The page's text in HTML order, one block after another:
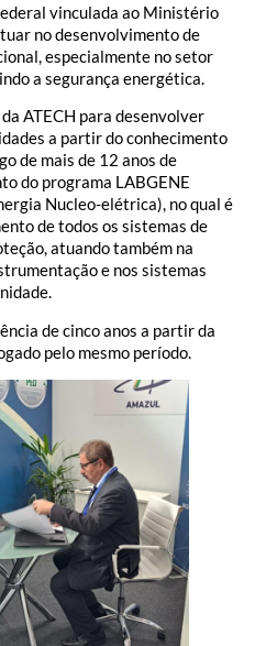
vinculada ao Ministério
no desenvolvimento de
especialmente no setor
a segurança energética.
ATECH para desenvolver
a partir do conhecimento
de mais de 12 anos de
do programa LABGENE
Nucleo-elétrica), no qual é
de todos os sistemas de
atuando também na
e nos sistemas
de cinco anos a partir da
pelo mesmo período.